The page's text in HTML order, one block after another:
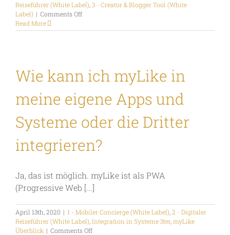
Reiseführer (White Label) 3 - Creator & Blogger Tool (White
Label) | Comments Offon
meine
laden?
Read More
Wie kann ich myLike in
meine eigene Apps und
Systeme oder die Dritter
integrieren?
Ja, das ist möglich. myLike ist als PWA
(Progressive Web [...]
April 13th, 2020 | 1 - Mobiler Concierge (White Label) 2 - Digitaler
Reiseführer (White Label) Integration in Systeme 3ter, myLike
Überblick | Comments Offon